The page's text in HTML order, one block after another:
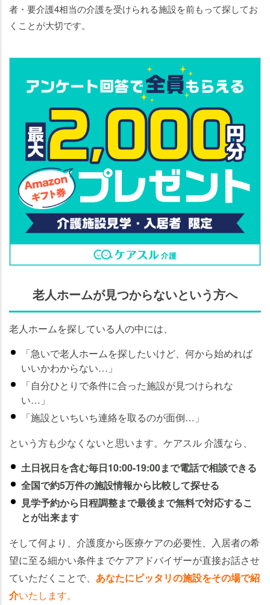
者・要介護4相当の介護を受けられる施設を前もって探してお
くことが大切です。
老人ホームが見つからないという方へ
老人ホームを探している人の中には、
「急いで老人ホームを探したいけど、何から始めれば
いいかわからない…」
「自分ひとりで条件に合った施設が見つけられな
い…」
「施設といちいち連絡を取るのが面倒…」
という方も少なくないと思います。ケアスル 介護なら、
土日祝日を含む毎日10:00-19:00まで電話で相談できる
全国で約5万件の施設情報から比較して探せる
見学予約から日程調整まで最後まで無料で対応するこ
とが出来ます
そして何より、介護度から医療ケアの必要性、入居者の希
望に至る細かい条件までケアアドバイザーが直接お話させ
ていただくことで、 あなたにピッタリの施設をその場で紹
介いたします。